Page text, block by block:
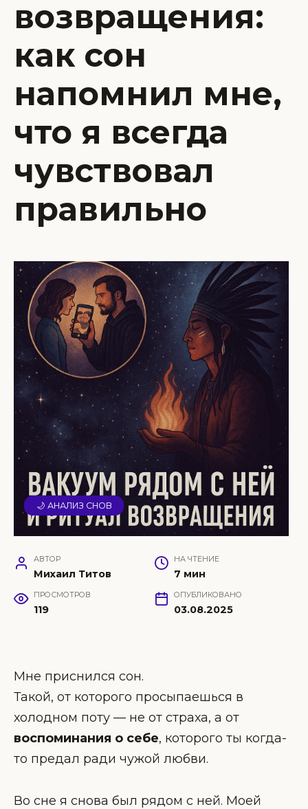
возвращения:
как сон
напомнил мне,
что я всегда
чувствовал
правильно
🌙 АНАЛИЗ СНОВ
АВТОР
Михаил Титов
НА ЧТЕНИЕ
7 мин
ПРОСМОТРОВ
119
ОПУБЛИКОВАНО
03.08.2025
Мне приснился сон.
Такой, от которого просыпаешься в
холодном поту — не от страха, а от
воспоминания о себе, которого ты когда-
то предал ради чужой любви.
Во сне я снова был рядом с ней. Моей